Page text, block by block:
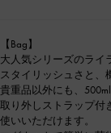
【Bag】
大人気シリーズのライ
スタイリッシュさと、
貴重品以外にも、
取り外しストラップ付
使いいただけます。